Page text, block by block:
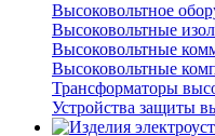
Высоковольтное
Высоковольтные
Высоковольтные
Высоковольтные
Трансформаторы
Устройства защиты